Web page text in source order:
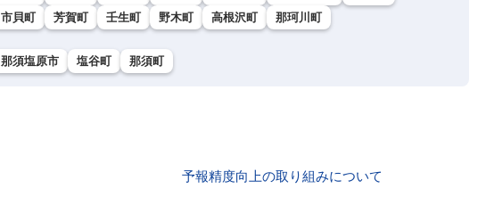
市貝町 芳賀町 壬生町 野木町 高根沢町 那珂川町
那須塩原市 塩谷町 那須町
予報精度向上の取り組みについて